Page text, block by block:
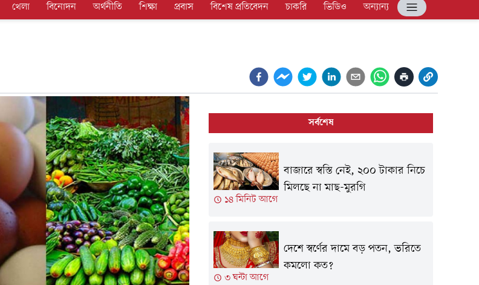
খেলা বিনোদন অর্থনীতি শিক্ষা প্রবাস বিশেষ প্রতিবেদন চাকরি ভিডিও
অন্যান্য
সর্বশেষ
১৪ মিনিট আগে
বাজারে স্বস্তি নেই, ২০০ টাকার নিচে
মিলছে না মাছ-মুরগি
৩ ঘন্টা আগে
দেশে স্বর্ণের দামে বড় পতন, ভরিতে
কমলো কত?